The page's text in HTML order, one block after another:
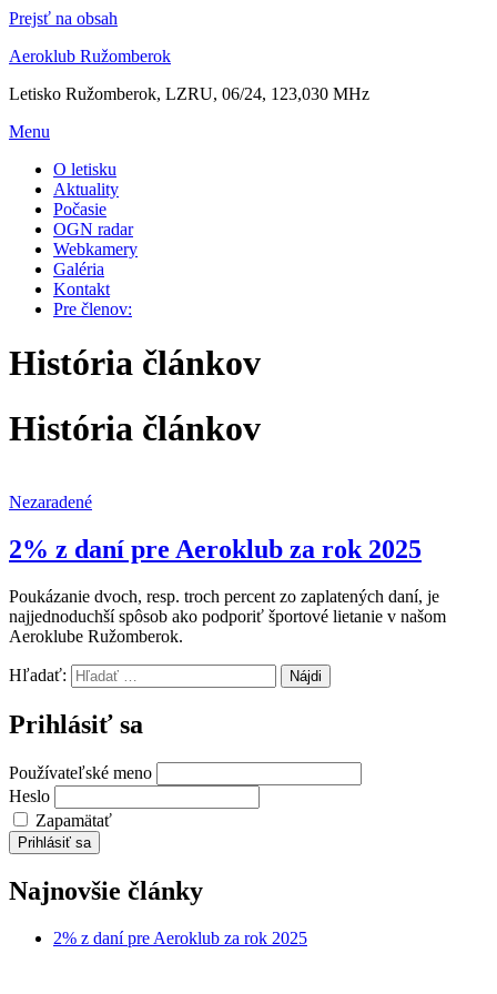
Prejsť na obsah
Aeroklub Ružomberok
Letisko Ružomberok, LZRU, 06/24, 123,030 MHz
Menu
O letisku
Aktuality
Počasie
OGN radar
Webkamery
Galéria
Kontakt
Pre členov:
História článkov
História článkov
Nezaradené
2% z daní pre Aeroklub za rok 2025
Poukázanie dvoch, resp. troch percent zo zaplatených daní, je
najjednoduchší spôsob ako podporiť športové lietanie v našom
Aeroklube Ružomberok.
Hľadať:
Prihlásiť sa
Používateľské meno
Heslo
Zapamätať
Prihlásiť sa
Najnovšie články
2% z daní pre Aeroklub za rok 2025